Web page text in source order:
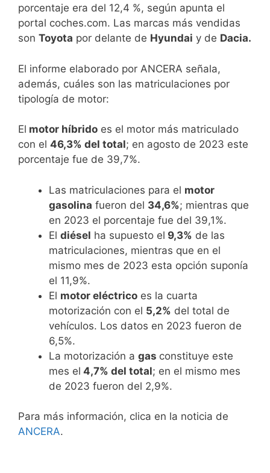
porcentaje era del 12,4 %, según apunta el
portal coches.com. Las marcas más vendidas
son Toyota por delante de Hyundai y de Dacia.
El informe elaborado por ANCERA señala,
además, cuáles son las matriculaciones por
tipología de motor:
El motor híbrido es el motor más matriculado
con el 46,3% del total; en agosto de 2023 este
porcentaje fue de 39,7%.
Las matriculaciones para el motor
gasolina fueron del 34,6%; mientras que
en 2023 el porcentaje fue del 39,1%.
El diésel ha supuesto el 9,3% de las
matriculaciones, mientras que en el
mismo mes de 2023 esta opción suponía
el 11,9%.
El motor eléctrico es la cuarta
motorización con el 5,2% del total de
vehículos. Los datos en 2023 fueron de
6,5%.
La motorización a gas constituye este
mes el 4,7% del total; en el mismo mes
de 2023 fueron del 2,9%.
Para más información, clica en la noticia de
ANCERA.